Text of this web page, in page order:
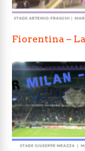
Fiorentina –